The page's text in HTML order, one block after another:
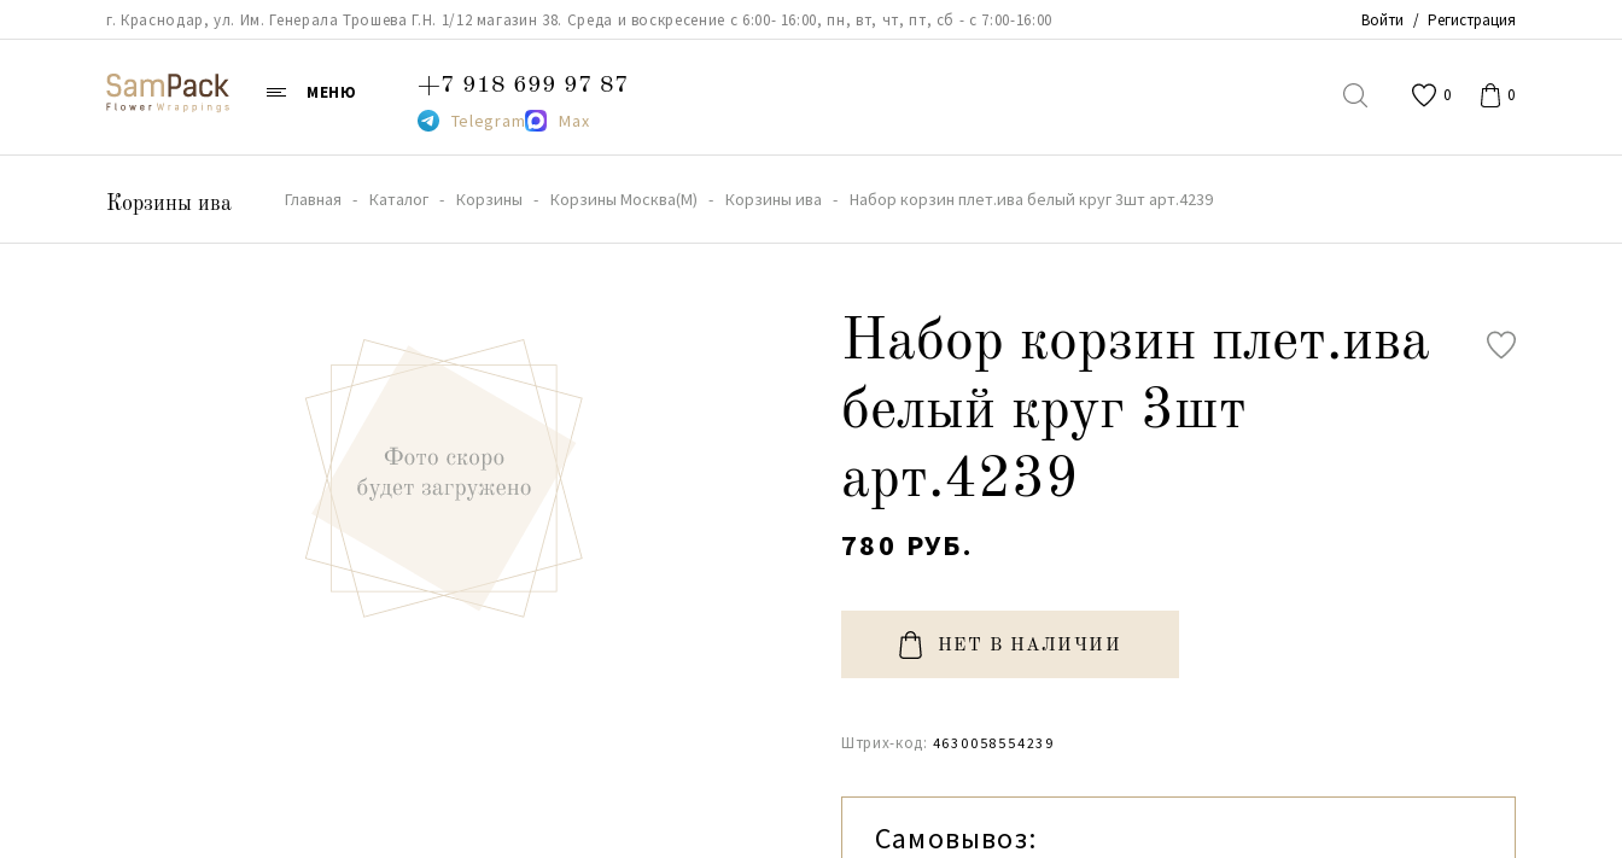
г. Краснодар, ул. Им. Генерала Трошева Г.Н. 1/12 магазин 38. Среда и воскресение с 6:00- 16:00, пн, вт, чт, пт, сб - с 7:00-16:00 Войти / Регистрация
МЕНЮ +7 918 699 97 87
Telegram Max
0 0
Корзины ива Главная Каталог Корзины Корзины Москва(М) Корзины ива Набор корзин плет.ива белый круг 3шт арт.4239
Набор корзин плет.ива
белый круг 3шт
арт.4239
780 РУБ.
НЕТ В НАЛИЧИИ
Штрих-код: 4630058554239
Самовывоз: